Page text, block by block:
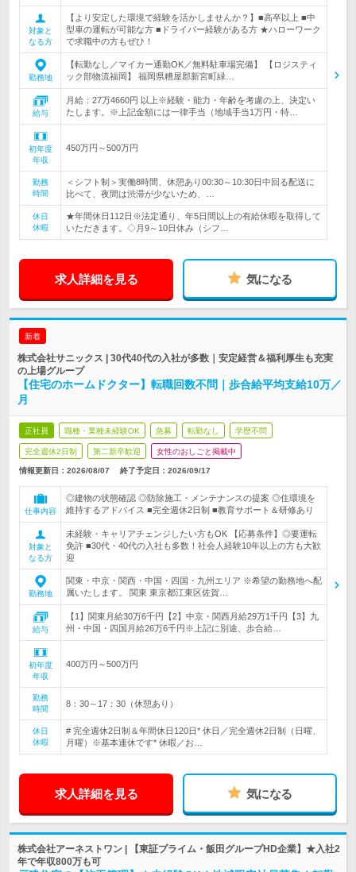
対象と
なる方
【より安定した環境で経験を活かしませんか？】■高卒以上 ■中
型車の運転が可能な方 ■ドライバー経験がある方 ★ハローワーク
で求職中の方もぜひ！
勤務地
【転勤なし／マイカー通勤OK／無料駐車場完備】 【ロジスティ
ック部物流福岡】 福岡県糟屋郡新宮町緑…
給与
月給：27万4660円 以上※経験・能力・年齢を考慮の上、決定い
たします。※上記金額には一律手当（地域手当1万円・特…
初年度
年収
450万円～500万円
勤務
時間
＜シフト制＞実働8時間、休憩あり00:30～10:30日中回る配送に
比べて、夜間は渋滞が少ないため、…
休日
休暇
★年間休日112日※法定通り、年5日間以上の有給休暇を取得して
いただきます。◇月9～10日休み（シフ…
求人詳細を見る 気になる
新着
株式会社サニックス | 30代40代の入社が多数｜安定経営＆福利厚生も充実
の上場グループ
【住宅のホームドクター】転職回数不問｜歩合給平均支給10万／
月
正社員 職種・業種未経験OK 急募 転勤なし 学歴不問
完全週休2日制 第二新卒歓迎 女性のおしごと掲載中
情報更新日：2026/08/07 終了予定日： 2026/09/17
仕事内容
◎建物の状態確認 ◎防除施工・メンテナンスの提案 ◎住環境を
維持するアドバイス ■完全週休2日制 ■教育サポート＆研修あり
対象と
なる方
未経験・キャリアチェンジしたい方もOK 【応募条件】◎要運転
免許 ■30代・40代の入社も多数！社会人経験10年以上の方も大歓
迎
勤務地
関東・中京・関西・中国・四国・九州エリア ※希望の勤務地へ配
属いたします。 関東 東京都江東区佐賀…
給与
【1】関東月給30万6千円【2】中京・関西月給29万1千円【3】九
州・中国・四国月給26万6千円※上記に別途、歩合給…
初年度
年収
400万円～500万円
勤務
時間
8：30～17：30（休憩あり）
休日
休暇
# 完全週休2日制＆年間休日120日* 休日／完全週休2日制（日曜、
月曜）※基本連休です* 休暇／お…
求人詳細を見る 気になる
株式会社アーネストワン | 【東証プライム・飯田グループHD企業】★入社2
年で年収800万も可